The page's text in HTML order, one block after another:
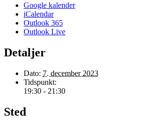
Google kalender
iCalendar
Outlook 365
Outlook Live
Detaljer
Dato: 7. december 2023
Tidspunkt:
19:30 - 21:30
Sted